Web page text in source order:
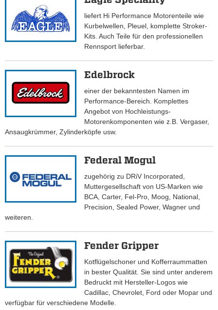
liefert Hi Performance Motorenteile wie
Kurbelwellen, Pleuel, komplette Stroker-
Kits. Auch Teile für den professionellen
Rennsport lieferbar.
Edelbrock
einer der bekanntesten Namen im
Performance-Bereich. Komplettes
Angebot von Hochleistungs-
Motorenkomponenten wie z.B. Vergaser,
Ansaugkrümmer, Zylinderköpfe usw.
Federal Mogul
zugehörig zu DRiV Incorporated,
Muttergesellschaft von US-Marken wie
BCA, Carter, Fel-Pro, Moog, National,
Precision, Sealed Power, Wagner und
weiteren.
Fender Gripper
Kotflügelschoner und Kofferraummatten
in bester Qualität. Sie sind unter anderem
Bedruckt mit Hersteller-Logos wie
Cadillac, Chevrolet, Ford oder Mopar und
verfügbar für verschiedene Modelle.